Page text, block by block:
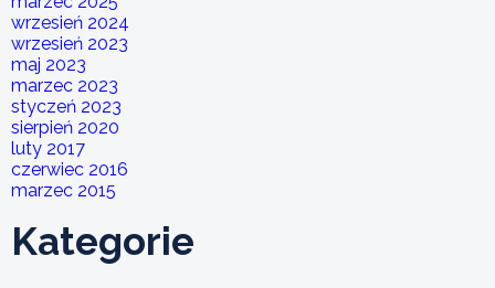
wrzesień 2024
wrzesień 2023
maj 2023
marzec 2023
styczeń 2023
sierpień 2020
luty 2017
czerwiec 2016
marzec 2015
Kategorie